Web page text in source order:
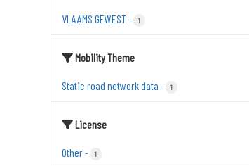
VLAAMS GEWEST- 1
Mobility Theme
Static road network data - 1
License
Other- 1